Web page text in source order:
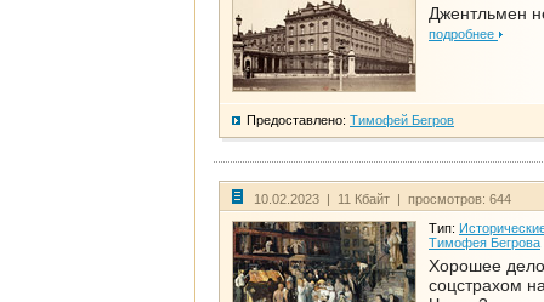
Джентльмен
подробнее
Предоставлено: Тимофей Бегров
10.02.2023 | 11 Кбайт | просмотров: 644
Тип:
Тимофея Бегрова
Хорошее дело
соцстрахом